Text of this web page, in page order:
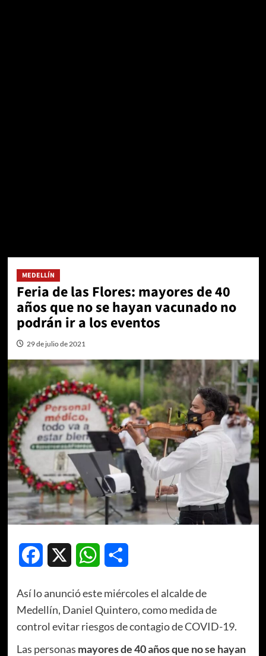
MEDELLÍN
Feria de las Flores: mayores de 40
años que no se hayan vacunado no
podrán ir a los eventos
29 de julio de 2021
Facebook WhatsApp
Así lo anunció este miércoles el alcalde de
Medellín, Daniel Quintero, como medida de
control evitar riesgos de contagio de COVID-19.
Las personas mayores de 40 años que no se hayan